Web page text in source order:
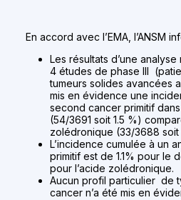
En accord avec l’EMA, l’ANSM
Les résultats d’une
4 études de phase III
tumeurs solides avancées
mis en évidence une
second cancer primitif
(54/3691 soit 1.5 %)
zolédronique (33/3688 soit
L’incidence cumulée à un
primitif est de 1.1% pour le
pour l’acide zolédronique.
Aucun profil particulier de
cancer n’a été mis en